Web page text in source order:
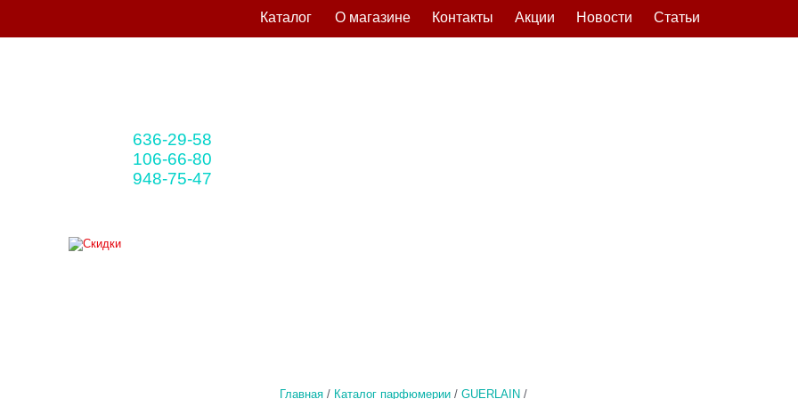
Главная / Каталог парфюмерии / GUERLAIN /
636-29-58
106-66-80
948-75-47
Статьи
Новости
Акции
Контакты
О магазине
Каталог